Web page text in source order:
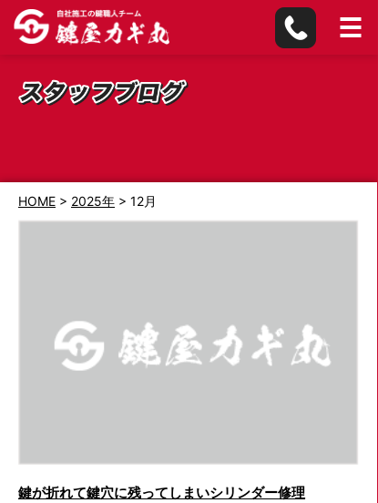
HOME > 2025年 > 12月
鍵が折れて鍵穴に残ってしまいシリンダー修理